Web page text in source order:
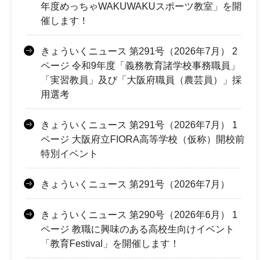
年度めっちゃWAKUWAKUスポーツ教室」を開
催します！
きょういくニュース 第291号（2026年7月） 2
ページ 令和9年度「義務教育諸学校事務職員」
「実習教員」及び「大阪府職員（農芸員）」採
用選考
きょういくニュース 第291号（2026年7月） 1
ページ 大阪府立FIORA高等学校（仮称）開校前
特別イベント
きょういくニュース 第291号（2026年7月）
きょういくニュース 第290号（2026年6月） 1
ページ 教職に興味のある高校生向けイベント
「教育Festival」を開催します！